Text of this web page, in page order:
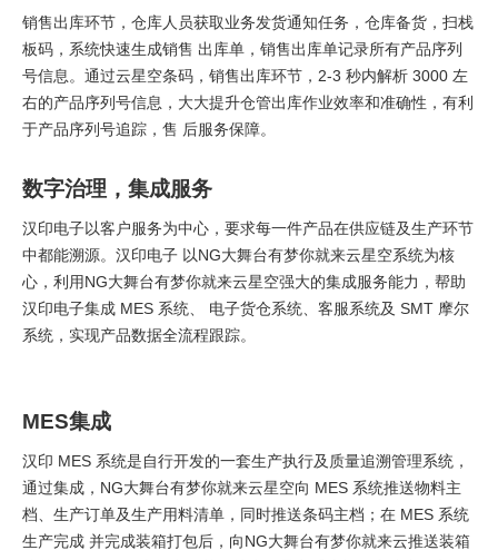
销售出库环节，仓库人员获取业务发货通知任务，仓库备货，扫栈
板码，系统快速生成销售 出库单，销售出库单记录所有产品序列
号信息。通过云星空条码，销售出库环节，2-3 秒内解析 3000 左
右的产品序列号信息，大大提升仓管出库作业效率和准确性，有利
于产品序列号追踪，售 后服务保障。
数字治理，集成服务
汉印电子以客户服务为中心，要求每一件产品在供应链及生产环节
中都能溯源。汉印电子 以NG大舞台有梦你就来云星空系统为核
心，利用NG大舞台有梦你就来云星空强大的集成服务能力，帮助
汉印电子集成 MES 系统、 电子货仓系统、客服系统及 SMT 摩尔
系统，实现产品数据全流程跟踪。
MES集成
汉印 MES 系统是自行开发的一套生产执行及质量追溯管理系统，
通过集成，NG大舞台有梦你就来云星空向 MES 系统推送物料主
档、生产订单及生产用料清单，同时推送条码主档；在 MES 系统
生产完成 并完成装箱打包后，向NG大舞台有梦你就来云推送装箱